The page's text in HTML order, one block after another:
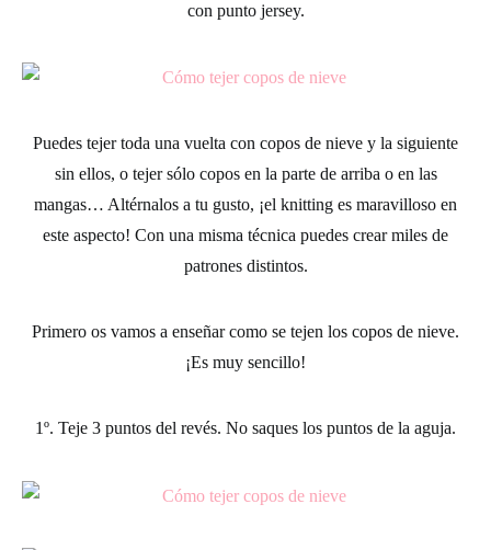
con punto jersey.
Puedes tejer toda una vuelta con copos de nieve y la siguiente
sin ellos, o tejer sólo copos en la parte de arriba o en las
mangas… Altérnalos a tu gusto, ¡el knitting es maravilloso en
este aspecto! Con una misma técnica puedes crear miles de
patrones distintos.
Primero os vamos a enseñar como se tejen los copos de nieve.
¡Es muy sencillo!
1º. Teje 3 puntos del revés. No saques los puntos de la aguja.